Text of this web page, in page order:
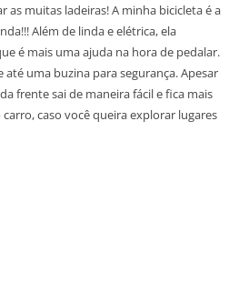
as muitas ladeiras! A minha bicicleta é a
Além de linda e elétrica, ela
é mais uma ajuda na hora de pedalar.
até uma buzina para segurança. Apesar
frente sai de maneira fácil e fica mais
caso você queira explorar lugares